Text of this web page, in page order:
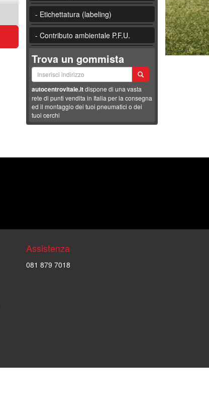
- Etichettatura (labeling)
- Contributo ambientale P.F.U.
Trova un gommista
autocentrovitale.itdispone di una vasta
rete di punti vendita in Italia per la consegna
ed il montaggio dei tuoi pneumatici o dei
tuoi cerchi
Assistenza
081 879 7018